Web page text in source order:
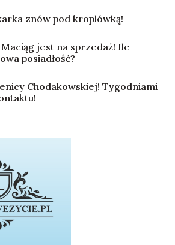
znów pod kroplówką!
jest na sprzedaż! Ile
posiadłość?
Chodakowskiej! Tygodniami